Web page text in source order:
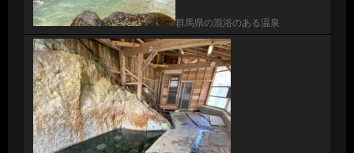
群馬県の混浴のある温泉